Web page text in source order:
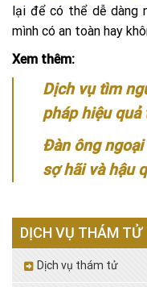
lại để có thể dễ dàng
mình có an toàn hay
Xem thêm:
Dịch vụ tìm
pháp hiệu
Đàn ông
sợ hãi và hậu
DỊCH VỤ THÁM TỬ
Dịch vụ thám tử